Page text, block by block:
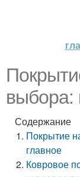
выбора:
Содержание
Покрытие
главное
Ковровое